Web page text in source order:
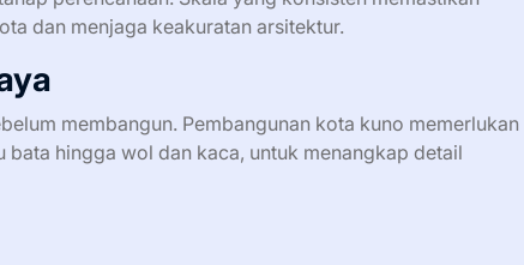
dan menjaga keakuratan arsitektur.
membangun. Pembangunan kota kuno memerlukan
hingga wol dan kaca, untuk menangkap detail